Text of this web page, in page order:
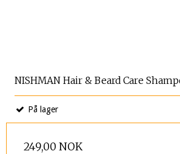
NISHMAN Hair & Beard Care
På lager
249,00 NOK